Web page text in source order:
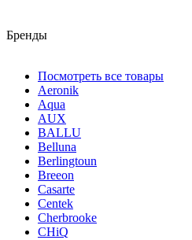
Бренды
Посмотреть все товары
Aeronik
Aqua
AUX
BALLU
Belluna
Berlingtoun
Breeon
Casarte
Centek
Cherbrooke
CHiQ